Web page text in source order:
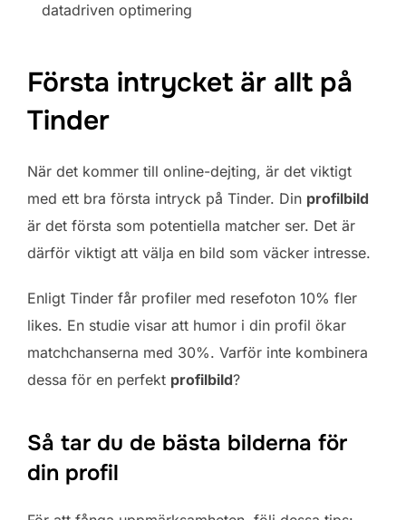
datadriven optimering
Första intrycket är allt på
Tinder
När det kommer till online-dejting, är det viktigt
med ett bra första intryck på Tinder. Din profilbild
är det första som potentiella matcher ser. Det är
därför viktigt att välja en bild som väcker intresse.
Enligt Tinder får profiler med resefoton 10% fler
likes. En studie visar att humor i din profil ökar
matchchanserna med 30%. Varför inte kombinera
dessa för en perfekt profilbild?
Så tar du de bästa bilderna för
din profil